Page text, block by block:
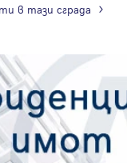
в тази сграда